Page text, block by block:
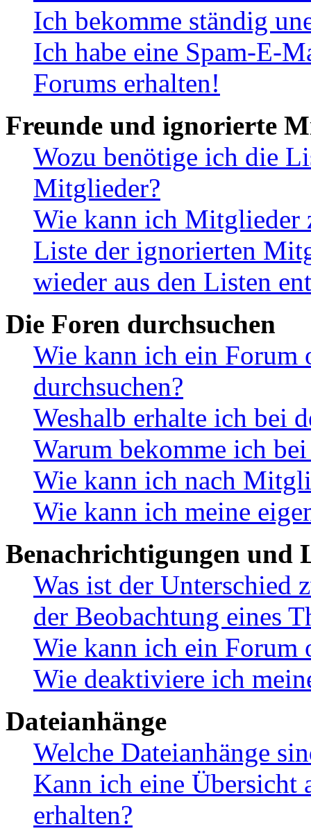
Ich bekomme ständig
Ich habe eine Spam-E-
Forums erhalten!
Freunde und ignorierte
Wozu benötige ich die
Mitglieder?
Wie kann ich Mitglieder
Liste der ignorierten
wieder aus den Listen
Die Foren durchsuchen
Wie kann ich ein Forum
durchsuchen?
Weshalb erhalte ich bei
Warum bekomme ich
Wie kann ich nach
Wie kann ich meine
Benachrichtigungen und
Was ist der Unterschied
der Beobachtung eines
Wie kann ich ein Forum
Wie deaktiviere ich
Dateianhänge
Welche Dateianhänge
Kann ich eine Übersicht
erhalten?